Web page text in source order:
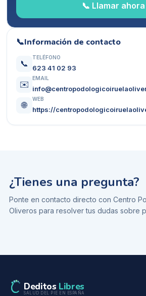
📞 Llamar ahora
📞Información de contacto
📞
TELÉFONO
623 41 02 93
✉️
EMAIL
🌐
WEB
https://
¿Tienes una pregunta?
Ponte en contacto directo con Centro
Oliveros para resolver tus dudas sobre
Deditos Libres
SALUD DEL PIE EN ESPAÑA